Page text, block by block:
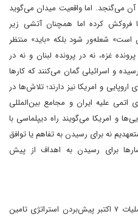
می‌گنجد. اما واقعیت میدان می‌گوید
کرده اما همچنان آتشی زیر
شعله‌ور شود بلکه «باید» منتظر
غزه، نه در پرونده لبنان و نه در
و اسرائیلی گمان می‌کنند که کارها
و امریکا نیز دارند؛ تلاش‌ها در
اتمی علیه ایران و مجامع بین‌المللی
و امریکا می‌گویند راه دیپلماسی با
نه برای رسیدن به تفاهم یا توافق
برای رسیدن به اهداف از پیش
هدف اسرائیل از آغاز نبردهای بعد از عملیات ۷ اکتبر پیش‌بردن استراتژی تامین